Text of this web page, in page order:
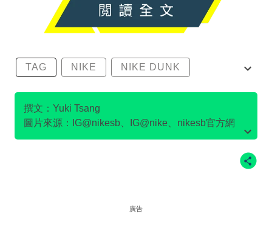
TAG NIKE NIKE DUNK
SB DUNK
撰文：Yuki Tsang
圖片來源：IG@nikesb、IG@nike、nikesb官方網
站、Twitter@nikesb截圖、nike官方網站、
廣告